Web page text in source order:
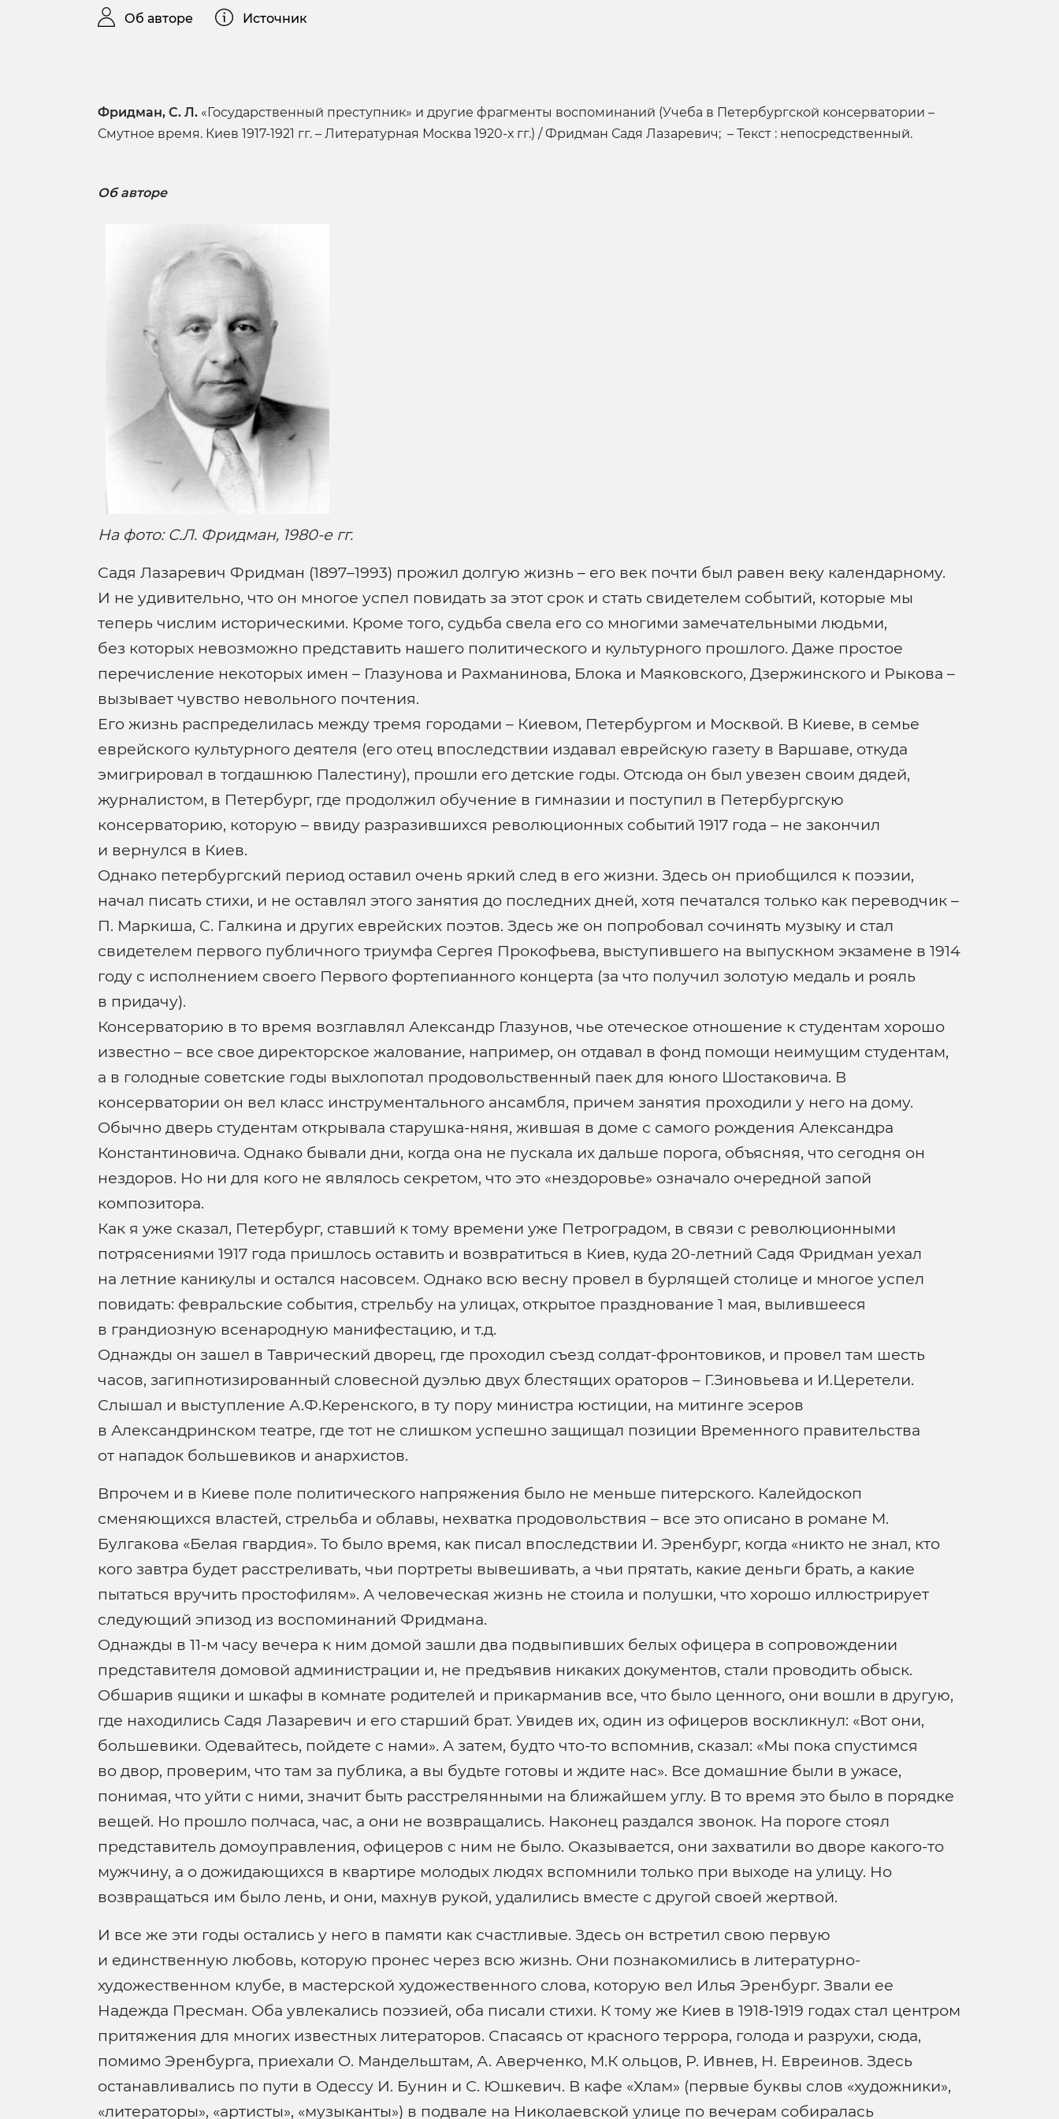
Об авторе Источник
Фридман, С. Л. «Государственный преступник» и другие фрагменты воспоминаний (Учеба в Петербургской консерватории –
Смутное время. Киев 1917-1921 гг. – Литературная Москва 1920-х гг.) / Фридман Садя Лазаревич; – Текст : непосредственный.
Об авторе
На фото: С.Л. Фридман, 1980-e гг.
Садя Лазаревич Фридман (1897–1993) прожил долгую жизнь – его век почти был равен веку календарному.
И не удивительно, что он многое успел повидать за этот срок и стать свидетелем событий, которые мы
теперь числим историческими. Кроме того, судьба свела его со многими замечательными людьми,
без которых невозможно представить нашего политического и культурного прошлого. Даже простое
перечисление некоторых имен – Глазунова и Рахманинова, Блока и Маяковского, Дзержинского и Рыкова –
вызывает чувство невольного почтения.
Его жизнь распределилась между тремя городами – Киевом, Петербургом и Москвой. В Киеве, в семье
еврейского культурного деятеля (его отец впоследствии издавал еврейскую газету в Варшаве, откуда
эмигрировал в тогдашнюю Палестину), прошли его детские годы. Отсюда он был увезен своим дядей,
журналистом, в Петербург, где продолжил обучение в гимназии и поступил в Петербургскую
консерваторию, которую – ввиду разразившихся революционных событий 1917 года – не закончил
и вернулся в Киев.
Однако петербургский период оставил очень яркий след в его жизни. Здесь он приобщился к поэзии,
начал писать стихи, и не оставлял этого занятия до последних дней, хотя печатался только как переводчик –
П. Маркиша, С. Галкина и других еврейских поэтов. Здесь же он попробовал сочинять музыку и стал
свидетелем первого публичного триумфа Сергея Прокофьева, выступившего на выпускном экзамене в 1914
году с исполнением своего Первого фортепианного концерта (за что получил золотую медаль и рояль
в придачу).
Консерваторию в то время возглавлял Александр Глазунов, чье отеческое отношение к студентам хорошо
известно – все свое директорское жалование, например, он отдавал в фонд помощи неимущим студентам,
а в голодные советские годы выхлопотал продовольственный паек для юного Шостаковича. В
консерватории он вел класс инструментального ансамбля, причем занятия проходили у него на дому.
Обычно дверь студентам открывала старушка-няня, жившая в доме с самого рождения Александра
Константиновича. Однако бывали дни, когда она не пускала их дальше порога, объясняя, что сегодня он
нездоров. Но ни для кого не являлось секретом, что это «нездоровье» означало очередной запой
композитора.
Как я уже сказал, Петербург, ставший к тому времени уже Петроградом, в связи с революционными
потрясениями 1917 года пришлось оставить и возвратиться в Киев, куда 20-летний Садя Фридман уехал
на летние каникулы и остался насовсем. Однако всю весну провел в бурлящей столице и многое успел
повидать: февральские события, стрельбу на улицах, открытое празднование 1 мая, вылившееся
в грандиозную всенародную манифестацию, и т.д.
Однажды он зашел в Таврический дворец, где проходил съезд солдат-фронтовиков, и провел там шесть
часов, загипнотизированный словесной дуэлью двух блестящих ораторов – Г.Зиновьева и И.Церетели.
Слышал и выступление А.Ф.Керенского, в ту пору министра юстиции, на митинге эсеров
в Александринском театре, где тот не слишком успешно защищал позиции Временного правительства
от нападок большевиков и анархистов.
Впрочем и в Киеве поле политического напряжения было не меньше питерского. Калейдоскоп
сменяющихся властей, стрельба и облавы, нехватка продовольcтвия – все это описано в романе М.
Булгакова «Белая гвардия». То было время, как писал впоследствии И. Эренбург, когда «никто не знал, кто
кого завтра будет расстреливать, чьи портреты вывешивать, а чьи прятать, какие деньги брать, а какие
пытаться вручить простофилям». А человеческая жизнь не стоила и полушки, что хорошо иллюстрирует
следующий эпизод из воспоминаний Фридмана.
Однажды в 11-м часу вечера к ним домой зашли два подвыпивших белых офицера в сопровождении
представителя домовой администрации и, не предъявив никаких документов, стали проводить обыск.
Обшарив ящики и шкафы в комнате родителей и прикарманив все, что было ценного, они вошли в другую,
где находились Садя Лазаревич и его старший брат. Увидев их, один из офицеров воскликнул: «Вот они,
большевики. Одевайтесь, пойдете с нами». А затем, будто что-то вспомнив, сказал: «Мы пока спустимся
во двор, проверим, что там за публика, а вы будьте готовы и ждите нас». Все домашние были в ужасе,
понимая, что уйти с ними, значит быть расстрелянными на ближайшем углу. В то время это было в порядке
вещей. Но прошло полчаса, час, а они не возвращались. Наконец раздался звонок. На пороге стоял
представитель домоуправления, офицеров с ним не было. Оказывается, они захватили во дворе какого-то
мужчину, а о дожидающихся в квартире молодых людях вспомнили только при выходе на улицу. Но
возвращаться им было лень, и они, махнув рукой, удалились вместе с другой своей жертвой.
И все же эти годы остались у него в памяти как счастливые. Здесь он встретил свою первую
и единственную любовь, которую пронес через всю жизнь. Они познакомились в литературно-
художественном клубе, в мастерской художественного слова, которую вел Илья Эренбург. Звали ее
Надежда Пресман. Оба увлекались поэзией, оба писали стихи. К тому же Киев в 1918-1919 годах стал центром
притяжения для многих известных литераторов. Спасаясь от красного террора, голода и разрухи, сюда,
помимо Эренбурга, приехали О. Мандельштам, А. Аверченко, М.К ольцов, Р. Ивнев, Н. Евреинов. Здесь
останавливались по пути в Одессу И. Бунин и С. Юшкевич. В кафе «Хлам» (первые буквы слов «художники»,
«литераторы», «артисты», «музыканты») в подвале на Николаевской улице по вечерам собиралась